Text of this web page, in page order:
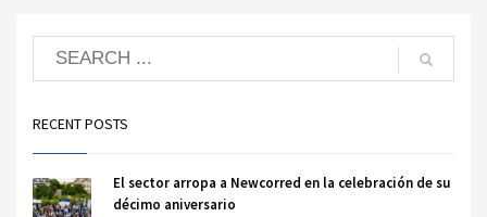
RECENT POSTS
El sector arropa a Newcorred en la celebración de su
décimo aniversario